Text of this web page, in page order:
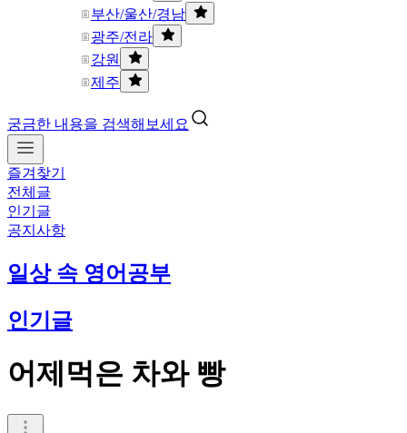
부산/울산/경남
광주/전라
강원
제주
궁금한 내용을 검색해보세요
즐겨찾기
전체글
인기글
공지사항
일상 속 영어공부
인기글
어제먹은 차와 빵